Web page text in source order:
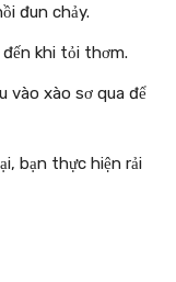
đun chảy.
khi tỏi thơm.
vào xào sơ qua để
bạn thực hiện rải